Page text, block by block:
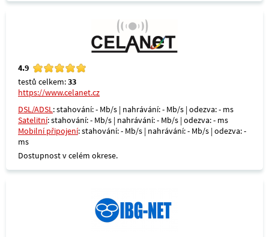
4.9
testů celkem:33
https://www.celanet.cz
DSL/ADSL: stahování: - Mb/s | nahrávání: - Mb/s | odezva: - ms
Satelitní: stahování: - Mb/s | nahrávání: - Mb/s | odezva: - ms
Mobilní připojení: stahování: - Mb/s | nahrávání: - Mb/s | odezva: -
ms
Dostupnost v celém okrese.